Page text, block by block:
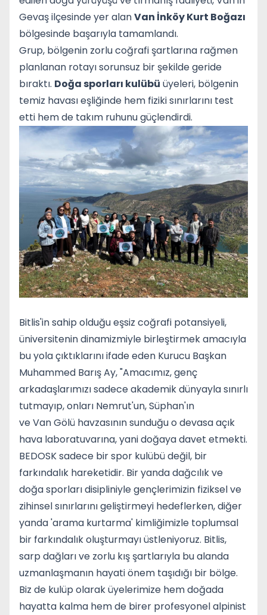
Gevaş ilçesinde yer alanVan İnköy Kurt Boğazı
bölgesinde başarıyla tamamlandı.
Grup, bölgenin zorlu coğrafi şartlarına rağmen
planlanan rotayı sorunsuz bir şekilde geride
bıraktı. Doğa sporları kulübü üyeleri, bölgenin
temiz havası eşliğinde hem fiziki sınırlarını test
etti hem de takım ruhunu güçlendirdi.
Bitlis'in sahip olduğu eşsiz coğrafi potansiyeli,
üniversitenin dinamizmiyle birleştirmek amacıyla
bu yola çıktıklarını ifade eden Kurucu Başkan
Muhammed Barış Ay, "Amacımız, genç
arkadaşlarımızı sadece akademik dünyayla sınırlı
tutmayıp, onları Nemrut'un, Süphan'ın
ve Van Gölü havzasının sunduğu o devasa açık
hava laboratuvarına, yani doğaya davet etmekti.
BEDOSK sadece bir spor kulübü değil, bir
farkındalık hareketidir. Bir yanda dağcılık ve
doğa sporları disipliniyle gençlerimizin fiziksel ve
zihinsel sınırlarını geliştirmeyi hedeflerken, diğer
yanda 'arama kurtarma' kimliğimizle toplumsal
bir farkındalık oluşturmayı üstleniyoruz. Bitlis,
sarp dağları ve zorlu kış şartlarıyla bu alanda
uzmanlaşmanın hayati önem taşıdığı bir bölge.
Biz de kulüp olarak üyelerimize hem doğada
hayatta kalma hem de birer profesyonel alpinist